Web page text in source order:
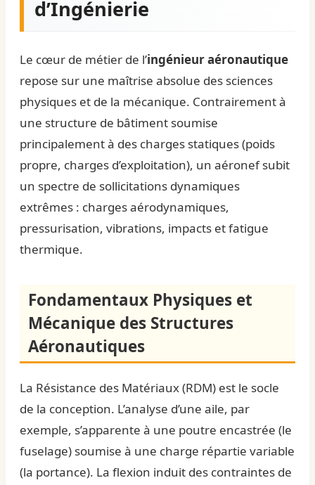
d’Ingénierie
Le cœur de métier de l’ingénieur aéronautique
repose sur une maîtrise absolue des sciences
physiques et de la mécanique. Contrairement à
une structure de bâtiment soumise
principalement à des charges statiques (poids
propre, charges d’exploitation), un aéronef subit
un spectre de sollicitations dynamiques
extrêmes : charges aérodynamiques,
pressurisation, vibrations, impacts et fatigue
thermique.
Fondamentaux Physiques et
Mécanique des Structures
Aéronautiques
La Résistance des Matériaux (RDM) est le socle
de la conception. L’analyse d’une aile, par
exemple, s’apparente à une poutre encastrée (le
fuselage) soumise à une charge répartie variable
(la portance). La flexion induit des contraintes de